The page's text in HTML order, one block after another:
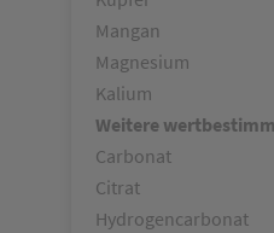
Mangan
Magnesium
Kalium
Weitere
Carbonat
Citrat
Hydrogencarbonat